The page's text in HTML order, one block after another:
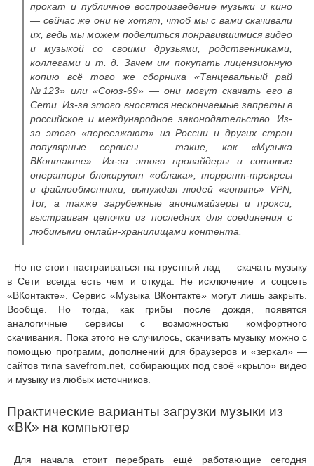
прокат и публичное воспроизведение музыки и кино
— сейчас же они не хотят, чтоб мы с вами скачивали
их, ведь мы можем поделиться понравившимися видео
и музыкой со своими друзьями, родственниками,
коллегами и т. д. Зачем им покупать лицензионную
копию всё того же сборника «Танцевальный рай
№123» или «Союз-69» — они могут скачать его в
Сети. Из-за этого вносятся нескончаемые запреты в
российское и международное законодательство. Из-
за этого «переезжают» из России и других стран
популярные сервисы — такие, как «Музыка
ВКонтакте». Из-за этого провайдеры и сотовые
операторы блокируют «облака», торрент-трекреы
и файлообменники, вынуждая людей «гонять» VPN,
Tor, а также зарубежные анонимайзеры и прокси,
выстраивая цепочки из последних для соединения с
любимыми онлайн-хранилищами контента.
Но не стоит настраиваться на грустный лад — скачать музыку
в Сети всегда есть чем и откуда. Не исключение и соцсеть
«ВКонтакте». Сервис «Музыка ВКонтакте» могут лишь закрыть.
Вообще. Но тогда, как грибы после дождя, появятся
аналогичные сервисы с возможностью комфортного
скачивания. Пока этого не случилось, скачивать музыку можно с
помощью программ, дополнений для браузеров и «зеркал» —
сайтов типа savefrom.net, собирающих под своё «крыло» видео
и музыку из любых источников.
Практические варианты загрузки музыки из
«ВК» на компьютер
Для начала стоит перебрать ещё работающие сегодня